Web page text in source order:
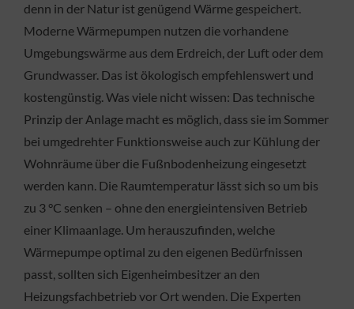
denn in der Natur ist genügend Wärme gespeichert.
Moderne Wärmepumpen nutzen die vorhandene
Umgebungswärme aus dem Erdreich, der Luft oder dem
Grundwasser. Das ist ökologisch empfehlenswert und
kostengünstig. Was viele nicht wissen: Das technische
Prinzip der Anlage macht es möglich, dass sie im Sommer
bei umgedrehter Funktionsweise auch zur Kühlung der
Wohnräume über die Fußnbodenheizung eingesetzt
werden kann. Die Raumtemperatur lässt sich so um bis
zu 3 °C senken – ohne den energieintensiven Betrieb
einer Klimaanlage. Um herauszufinden, welche
Wärmepumpe optimal zu den eigenen Bedürfnissen
passt, sollten sich Eigenheimbesitzer an den
Heizungsfachbetrieb vor Ort wenden. Die Experten